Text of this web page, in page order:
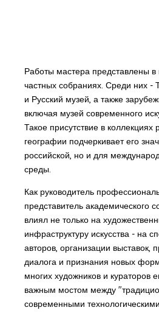
Работы мастера представлены
частных собраниях. Среди них -
и Русский музей, а также
включая музей современного
Такое присутствие в коллекциях
географии подчеркивает его
российской, но и для
среды.
Как руководитель
представитель академического
влиял не только на
инфраструктуру искусства - на
авторов, организации выставок,
диалога и признания новых
многих художников и кураторов
важным мостом между
современными